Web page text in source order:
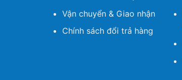
Vận chuyển & Giao nhận
Chính sách đổi trả hàng